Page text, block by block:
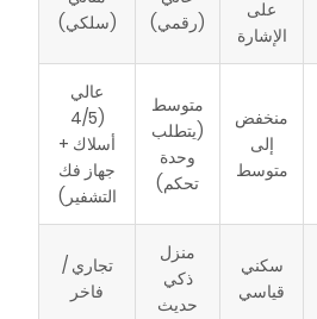
على
الإشارة
(رقمي)
(سلكي)
منخفض
إلى
متوسط
متوسط
(يتطلب
وحدة
تحكم)
عالي
(4/5
أسلاك +
جهاز فك
التشفير)
سكني
قياسي
منزل
ذكي
حديث
تجاري /
فاخر